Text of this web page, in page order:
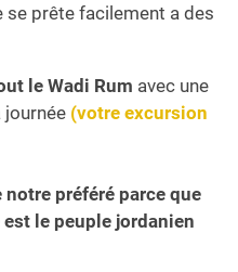
prête facilement a des
le Wadi Rum avec une
journée (votre excursion
notre préféré parce que
le peuple jordanien